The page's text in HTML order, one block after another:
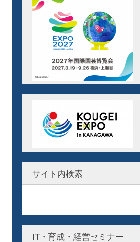
サイト内検索
IT・育成・経営セミナー